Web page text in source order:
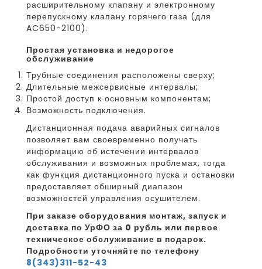
расширительному клапану и электронному
перепускному клапану горячего газа (для
AC650-2100).
простая установка и недорогое
обслуживание
Трубные соединения расположены сверху;
Длительные межсервисные интервалы;
Простой доступ к основным компонентам;
Возможность подключения.
Дистанционная подача аварийных сигналов
позволяет вам своевременно получать
информацию об истечении интервалов
обслуживания и возможных проблемах, тогда
как функция дистанционного пуска и остановки
предоставляет обширный диапазон
возможностей управления осушителем.
При заказе оборудования монтаж, запуск и
доставка по УрФО за 0 рубль или первое
техническое обслуживание в подарок.
Подробности уточняйте по телефону
8(343)311-52-43